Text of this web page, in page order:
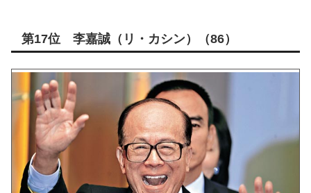
第17位 李嘉誠（リ・カシン）（86）